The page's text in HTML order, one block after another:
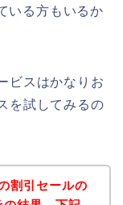
いる方もいるか
ビスはかなりお
を試してみるの
割引セールの